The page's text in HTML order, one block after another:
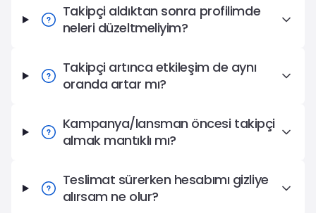
Takipçi aldıktan sonra profilimde
neleri düzeltmeliyim?
Takipçi artınca etkileşim de aynı
oranda artar mı?
Kampanya/lansman öncesi takipçi
almak mantıklı mı?
Teslimat sürerken hesabımı gizliye
alırsam ne olur?